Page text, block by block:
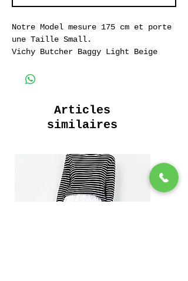
Notre Model mesure 175 cm et porte
une Taille Small.
Vichy Butcher Baggy Light Beige
Coton
Articles
similaires